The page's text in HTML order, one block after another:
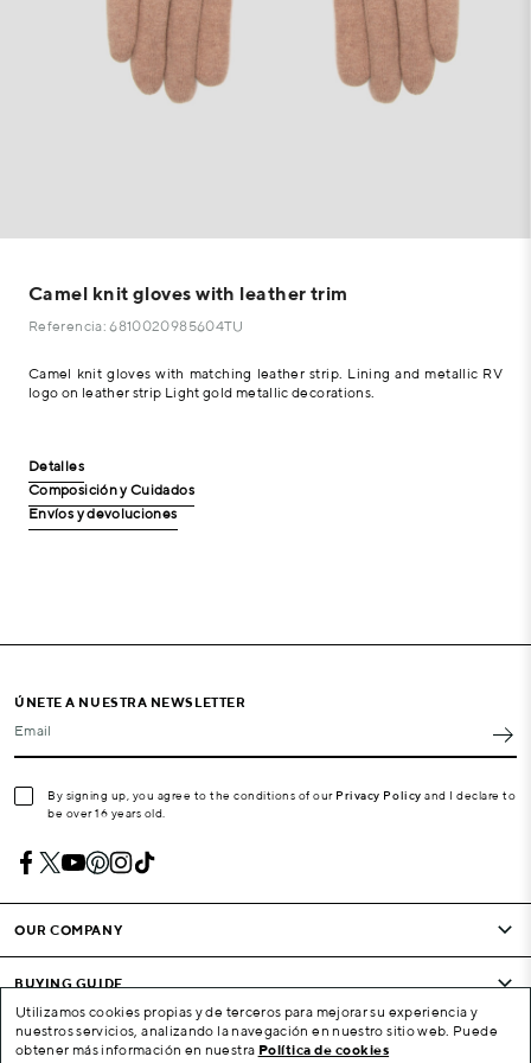
Camel knit gloves with leather trim
Referencia: 6810020985604TU
Camel knit gloves with matching leather strip. Lining and metallic RV
logo on leather strip Light gold metallic decorations.
Detalles
Composición y Cuidados
Envíos y devoluciones
ÚNETE A NUESTRA NEWSLETTER
Email
By signing up, you agree to the conditions of our Privacy Policy and I declare to
be over 16 years old.
OUR COMPANY
BUYING GUIDE
CONDITIONS AND COMPANY
Utilizamos cookies propias y de terceros para mejorar su experiencia y
nuestros servicios, analizando la navegación en nuestro sitio web. Puede
obtener más información en nuestra Política de cookies